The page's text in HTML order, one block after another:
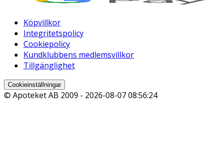
Köpvillkor
Integritetspolicy
Cookiepolicy
Kundklubbens medlemsvillkor
Tillgänglighet
Cookieinställningar
© Apoteket AB 2009 - 2026-08-07 08:56:24